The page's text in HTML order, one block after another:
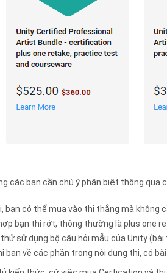
các bạn cần chú ý phân biệt thông qua
bạn có thể mua vào thi thẳng mà không
bạn thi rớt, thông thường là plus one
thử sử dụng bộ câu hỏi mẫu của Unity
bạn về các phần trong nội dung thi, có